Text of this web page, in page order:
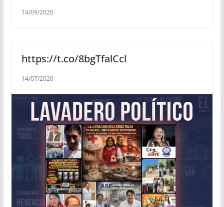
14/09/2020
https://t.co/8bgTfalCcl
14/07/2020